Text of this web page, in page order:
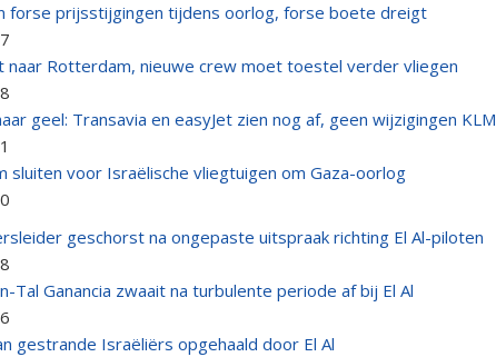
forse prijsstijgingen tijdens oorlog, forse boete dreigt
naar Rotterdam, nieuwe crew moet toestel verder vliegen
geel: Transavia en easyJet zien nog af, geen wijzigingen KLM
sluiten voor Israëlische vliegtuigen om Gaza-oorlog
geschorst na ongepaste uitspraak richting El Al-piloten
Tal Ganancia zwaait na turbulente periode af bij El Al
gestrande Israëliërs opgehaald door El Al